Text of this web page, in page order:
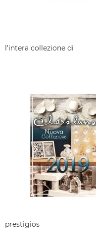
l'intera collezione di
prestigios